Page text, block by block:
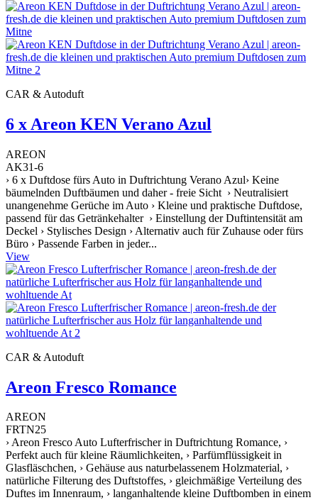
CAR & Autoduft
6 x Areon KEN Verano Azul
AREON
AK31-6
› 6 x Duftdose fürs Auto in Duftrichtung Verano Azul› Keine
bäumelnden Duftbäumen und daher - freie Sicht › Neutralisiert
unangenehme Gerüche im Auto › Kleine und praktische Duftdose,
passend für das Getränkehalter › Einstellung der Duftintensität am
Deckel › Stylisches Design › Alternativ auch für Zuhause oder fürs
Büro › Passende Farben in jeder...
View
CAR & Autoduft
Areon Fresco Romance
AREON
FRTN25
› Areon Fresco Auto Lufterfrischer in Duftrichtung Romance, ›
Perfekt auch für kleine Räumlichkeiten, › Parfümflüssigkeit in
Glasfläschchen, › Gehäuse aus naturbelassenem Holzmaterial, ›
natürliche Filterung des Duftstoffes, › gleichmäßige Verteilung des
Duftes im Innenraum, › langanhaltende kleine Duftbomben in einem